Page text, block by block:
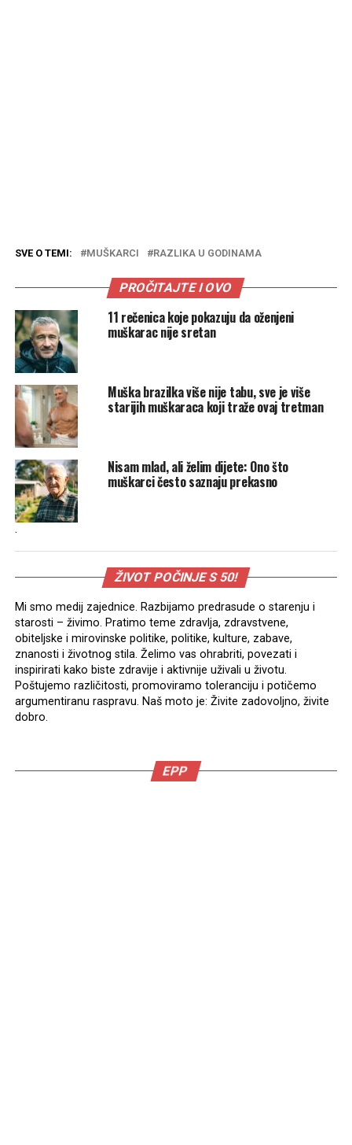
SVE O TEMI: MUŠKARCI RAZLIKA U GODINAMA
PROČITAJTE I OVO
11 rečenica koje pokazuju da oženjeni
muškarac nije sretan
Muška brazilka više nije tabu, sve je više
starijih muškaraca koji traže ovaj tretman
Nisam mlad, ali želim dijete: Ono što
muškarci često saznaju prekasno
.
ŽIVOT POČINJE S 50!
Mi smo medij zajednice. Razbijamo predrasude o starenju i
starosti – živimo. Pratimo teme zdravlja, zdravstvene,
obiteljske i mirovinske politike, politike, kulture, zabave,
znanosti i životnog stila. Želimo vas ohrabriti, povezati i
inspirirati kako biste zdravije i aktivnije uživali u životu.
Poštujemo različitosti, promoviramo toleranciju i potičemo
argumentiranu raspravu. Naš moto je: Živite zadovoljno, živite
dobro.
EPP